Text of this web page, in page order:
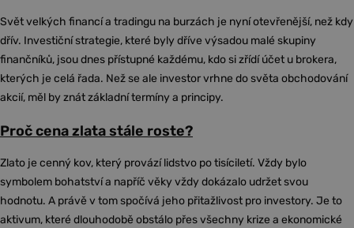
Svět velkých financí a tradingu na burzách je nyní otevřenější, než kdy
dřív. Investiční strategie, které byly dříve výsadou malé skupiny
finančníků, jsou dnes přístupné každému, kdo si zřídí účet u brokera,
kterých je celá řada. Než se ale investor vrhne do světa obchodování
akcií, měl by znát základní termíny a principy.
Proč cena zlata stále roste?
Zlato je cenný kov, který provází lidstvo po tisíciletí. Vždy bylo
symbolem bohatství a napříč věky vždy dokázalo udržet svou
hodnotu. A právě v tom spočívá jeho přitažlivost pro investory. Je to
aktivum, které dlouhodobě obstálo přes všechny krize a ekonomické